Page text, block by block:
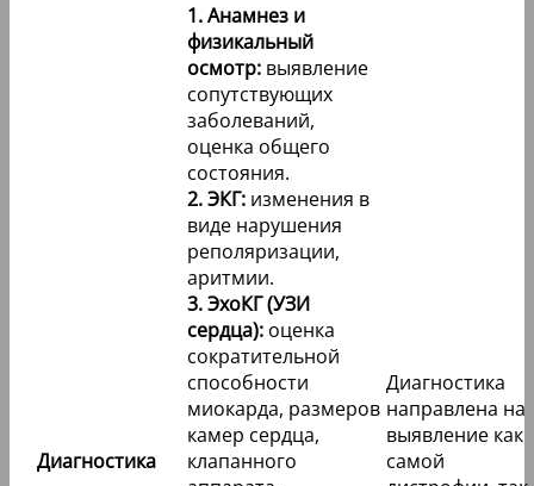
Диагностика
1. Анамнез и
физикальный
осмотр: выявление
сопутствующих
заболеваний,
оценка общего
состояния.
2. ЭКГ: изменения в
виде нарушения
реполяризации,
аритмии.
3. ЭхоКГ (УЗИ
сердца): оценка
сократительной
способности
миокарда, размеров
камер сердца,
клапанного
Диагностика
направлена на
выявление как
самой